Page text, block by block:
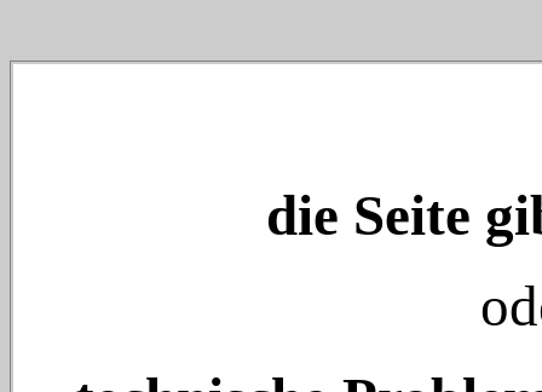
die Seite